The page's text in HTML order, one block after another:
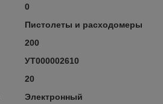
0
Пистолеты и расходомеры
200
УТ000002610
20
Электронный